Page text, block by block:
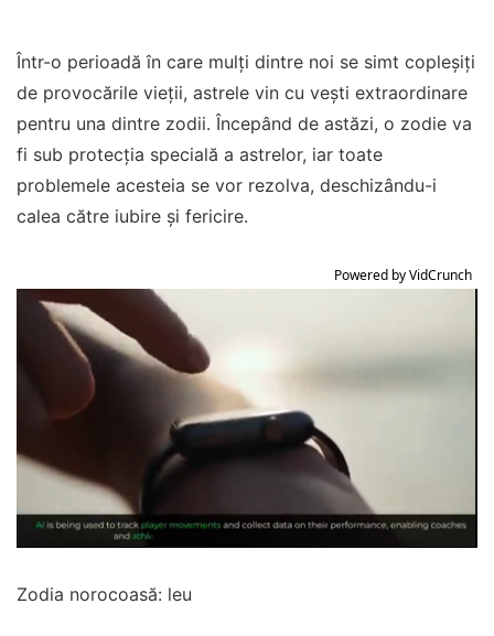
Într-o perioadă în care mulți dintre noi se simt copleșiți
de provocările vieții, astrele vin cu vești extraordinare
pentru una dintre zodii. Începând de astăzi, o zodie va
fi sub protecția specială a astrelor, iar toate
problemele acesteia se vor rezolva, deschizându-i
calea către iubire și fericire.
Powered by VidCrunch
Zodia norocoasă: leu